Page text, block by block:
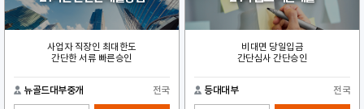
사업자 직장인 최대한도
간단한 서류 빠른승인
뉴골드대부중개 전국
비대면 당일입금
간단심사 간단승인
등대대부 전국